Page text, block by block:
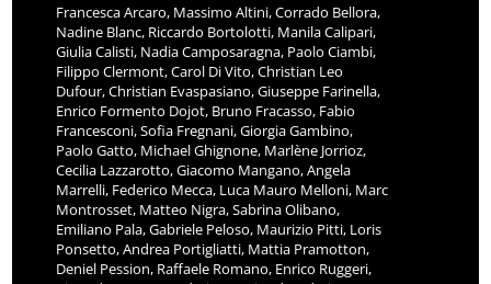
Francesca Arcaro, Massimo Altini, Corrado Bellora,
Nadine Blanc, Riccardo Bortolotti, Manila Calipari,
Giulia Calisti, Nadia Camposaragna, Paolo Ciambi,
Filippo Clermont, Carol Di Vito, Christian Leo
Dufour, Christian Evaspasiano, Giuseppe Farinella,
Enrico Formento Dojot, Bruno Fracasso, Fabio
Francesconi, Sofia Fregnani, Giorgia Gambino,
Paolo Gatto, Michael Ghignone, Marlène Jorrioz,
Cecilia Lazzarotto, Giacomo Mangano, Angela
Marrelli, Federico Mecca, Luca Mauro Melloni, Marc
Montrosset, Matteo Nigra, Sabrina Olibano,
Emiliano Pala, Gabriele Peloso, Maurizio Pitti, Loris
Ponsetto, Andrea Portigliatti, Mattia Pramotton,
Deniel Pession, Raffaele Romano, Enrico Ruggeri,